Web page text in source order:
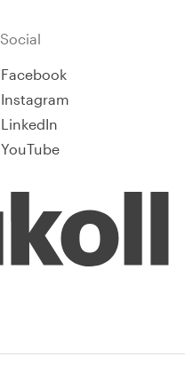
Social
Facebook
Instagram
LinkedIn
YouTube